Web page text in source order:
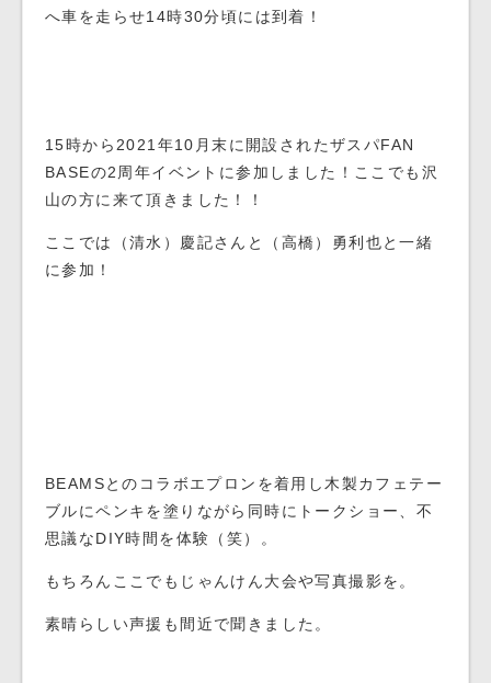
へ車を走らせ14時30分頃には到着！
15時から2021年10月末に開設されたザスパFAN
BASEの2周年イベントに参加しました！ここでも沢
山の方に来て頂きました！！
ここでは（清水）慶記さんと（高橋）勇利也と一緒
に参加！
BEAMSとのコラボエプロンを着用し木製カフェテー
ブルにペンキを塗りながら同時にトークショー、不
思議なDIY時間を体験（笑）。
もちろんここでもじゃんけん大会や写真撮影を。
素晴らしい声援も間近で聞きました。